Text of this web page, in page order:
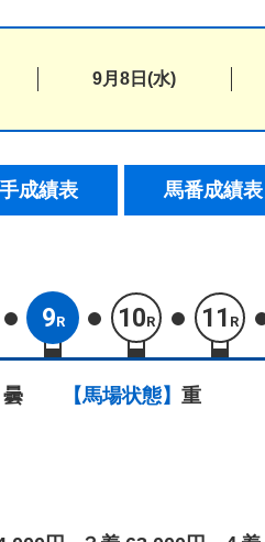
9月8日(水)
成績表 馬番成績表
9R 10R 11 R
曇 【馬場状態】 重